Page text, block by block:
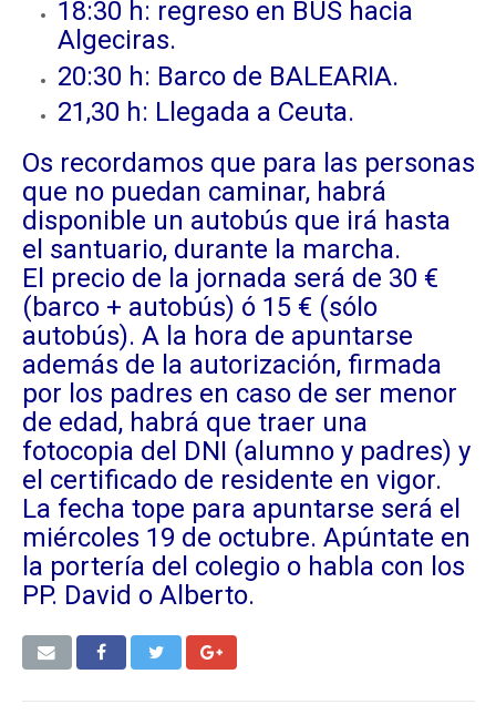
18:30 h: regreso en BUS hacia
Algeciras.
20:30 h: Barco de BALEARIA.
21,30 h: Llegada a Ceuta.
Os recordamos que para las personas
que no puedan caminar, habrá
disponible un autobús que irá hasta
el santuario, durante la marcha.
El precio de la jornada será de 30 €
(barco + autobús) ó 15 € (sólo
autobús). A la hora de apuntarse
además de la autorización, firmada
por los padres en caso de ser menor
de edad, habrá que traer una
fotocopia del DNI (alumno y padres) y
el certificado de residente en vigor.
La fecha tope para apuntarse será el
miércoles 19 de octubre. Apúntate en
la portería del colegio o habla con los
PP. David o Alberto.